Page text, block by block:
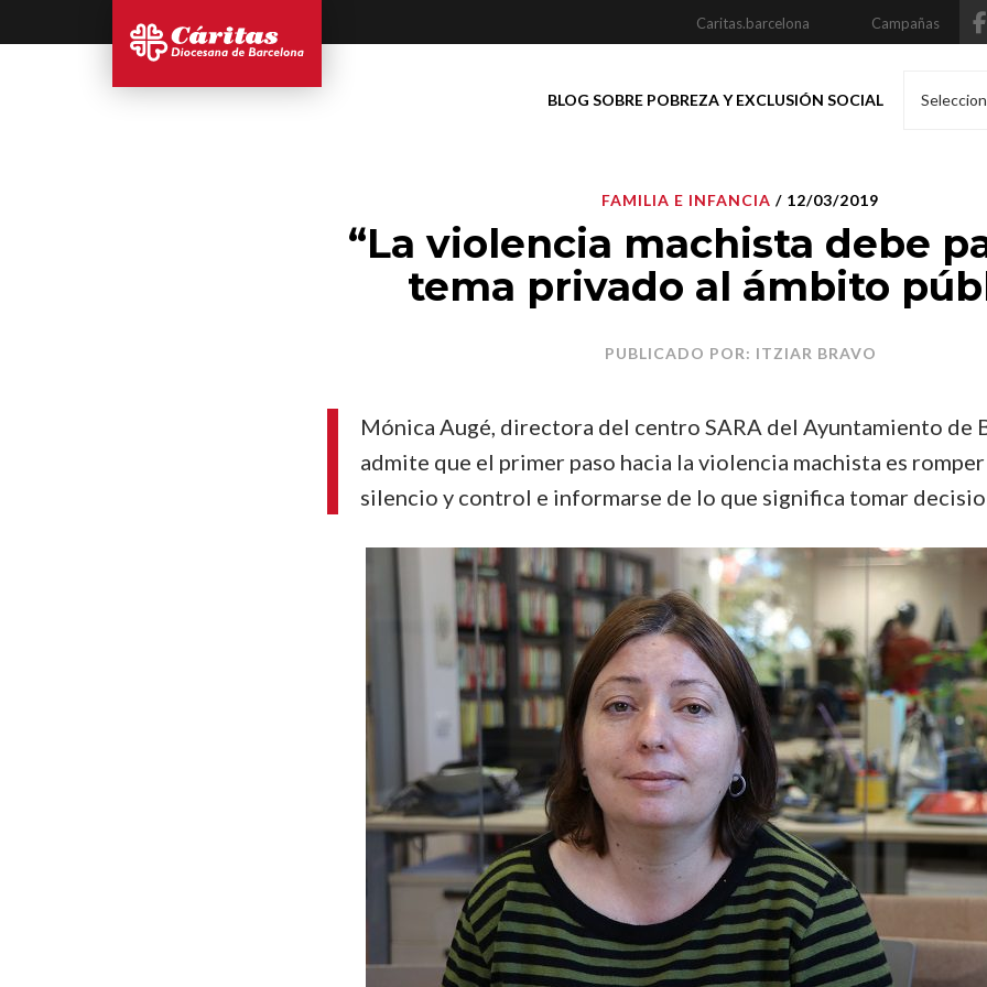
Caritas.barcelona Campañas
BLOG SOBRE POBREZA Y EXCLUSIÓN SOCIAL
FAMILIA E INFANCIA / 12/03/2019
“La violencia machista debe
tema privado al ámbito
PUBLICADO POR: ITZIAR BRAVO
Mónica Augé, directora del centro SARA del Ayuntamiento de
admite que el primer paso hacia la violencia machista es
silencio y control e informarse de lo que significa tomar